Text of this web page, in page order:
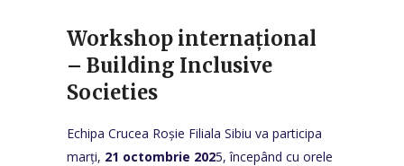
Workshop internațional
– Building Inclusive
Societies
Echipa Crucea Roșie Filiala Sibiu va participa
marți, 21 octombrie 2025, începând cu orele